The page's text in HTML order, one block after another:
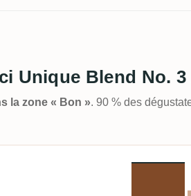
Unique Blend No. 3
la zone « Bon ». 90 % des